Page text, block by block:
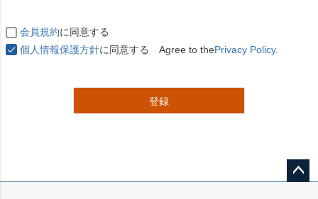
会員規約に同意する
個人情報保護方針に同意する Agree to thePrivacy Policy.
登録